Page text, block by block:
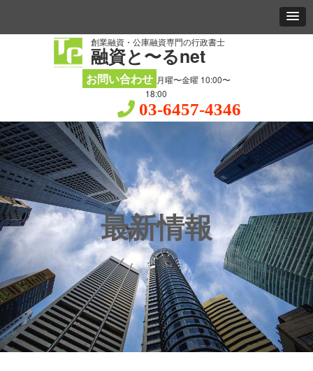
創業融資・公庫融資専門の行政書士
融資と〜るnet
お問い合わせ 月曜〜金曜 10:00〜
18:00
03-6457-4346
最新情報